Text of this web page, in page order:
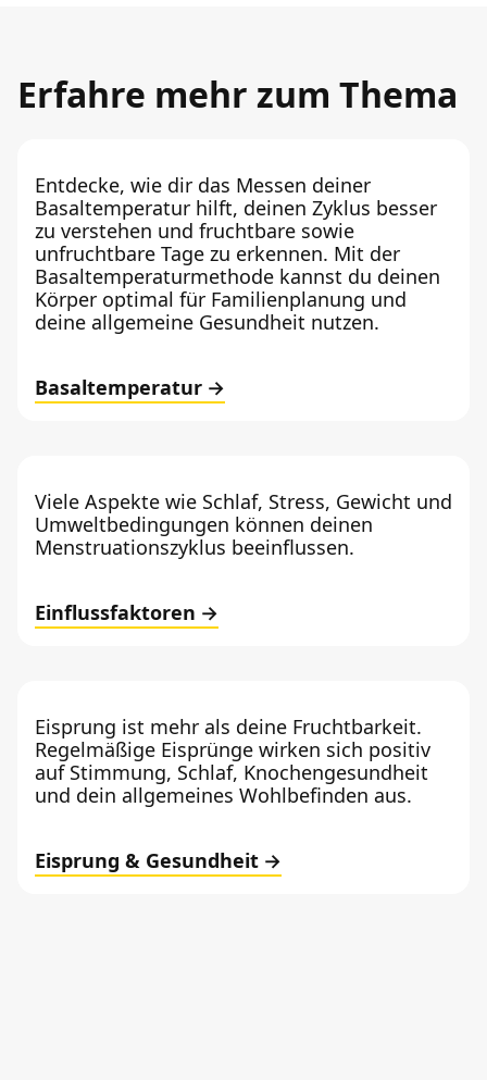
Erfahre mehr zum Thema
Entdecke, wie dir das Messen deiner
Basaltemperatur hilft, deinen Zyklus besser
zu verstehen und fruchtbare sowie
unfruchtbare Tage zu erkennen. Mit der
Basaltemperaturmethode kannst du deinen
Körper optimal für Familienplanung und
deine allgemeine Gesundheit nutzen.
Basaltemperatur
Viele Aspekte wie Schlaf, Stress, Gewicht und
Umweltbedingungen können deinen
Menstruationszyklus beeinflussen.
Einflussfaktoren
Eisprung ist mehr als deine Fruchtbarkeit.
Regelmäßige Eisprünge wirken sich positiv
auf Stimmung, Schlaf, Knochengesundheit
und dein allgemeines Wohlbefinden aus.
Eisprung & Gesundheit